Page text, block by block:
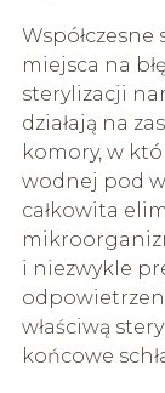
miejsca na
sterylizacji
działają na
komory, w
wodnej pod
całkowita
i niezwykle
właściwą
końcowe